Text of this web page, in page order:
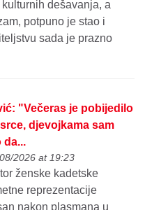
kulturnih dešavanja, a
potpuno je stao i
sada je prazno
"Večeras je pobijedilo
djevojkama sam
da...
2026 at 19:23
ženske kadetske
reprezentacije
nakon plasmana u